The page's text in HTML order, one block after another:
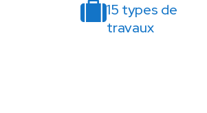
15 types de
travaux